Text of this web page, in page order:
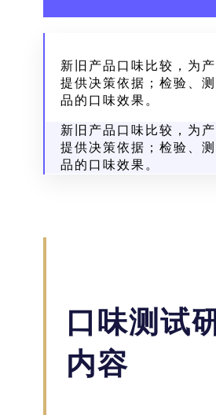
新旧产品口味比较，为
提供决策依据；检验、
品的口味效果。
新旧产品口味比较，为
提供决策依据；检验、
品的口味效果。
口味测试
内容